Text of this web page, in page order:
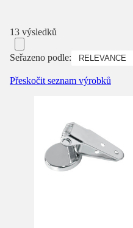
13 výsledků
Seřazeno podle:
Přeskočit seznam výrobků